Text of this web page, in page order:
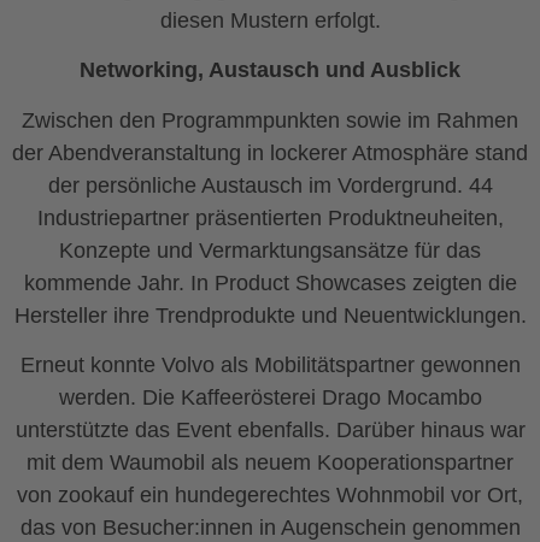
diesen Mustern erfolgt.
Networking, Austausch und Ausblick
Zwischen den Programmpunkten sowie im Rahmen
der Abendveranstaltung in lockerer Atmosphäre stand
der persönliche Austausch im Vordergrund. 44
Industriepartner präsentierten Produktneuheiten,
Konzepte und Vermarktungsansätze für das
kommende Jahr. In Product Showcases zeigten die
Hersteller ihre Trendprodukte und Neuentwicklungen.
Erneut konnte Volvo als Mobilitätspartner gewonnen
werden. Die Kaffeerösterei Drago Mocambo
unterstützte das Event ebenfalls. Darüber hinaus war
mit dem Waumobil als neuem Kooperationspartner
von zookauf ein hundegerechtes Wohnmobil vor Ort,
das von Besucher:innen in Augenschein genommen